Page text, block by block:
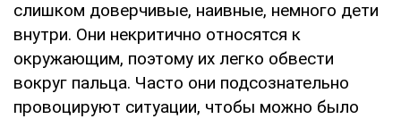
слишком доверчивые, наивные, немного дети
внутри. Они некритично относятся к
окружающим, поэтому их легко обвести
вокруг пальца. Часто они подсознательно
провоцируют ситуации, чтобы можно было